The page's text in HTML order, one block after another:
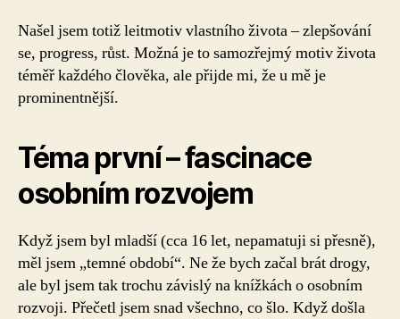
Našel jsem totiž leitmotiv vlastního života – zlepšování
se, progress, růst. Možná je to samozřejmý motiv života
téměř každého člověka, ale přijde mi, že u mě je
prominentnější.
Téma první – fascinace
osobním rozvojem
Když jsem byl mladší (cca 16 let, nepamatuji si přesně),
měl jsem „temné období“. Ne že bych začal brát drogy,
ale byl jsem tak trochu závislý na knížkách o osobním
rozvoji. Přečetl jsem snad všechno, co šlo. Když došla